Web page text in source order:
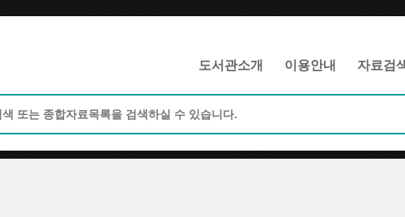
도서관소개 이용안내 자료검